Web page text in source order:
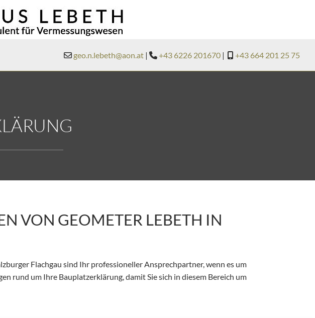
 geo.n.lebeth@aon.at| +43 6226 201670| +43 664 201 25 75
VON GEOMETER LEBETH IN
Flachgau sind Ihr professioneller Ansprechpartner, wenn es um
rund um Ihre Bauplatzerklärung, damit Sie sich in diesem Bereich um